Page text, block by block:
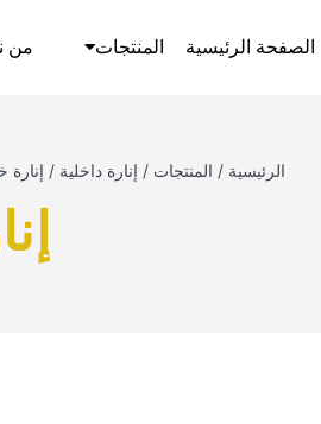
الصفحة الرئيسية المنتجات من
الرئيسية / المنتجات / إنارة داخلية / إنارة